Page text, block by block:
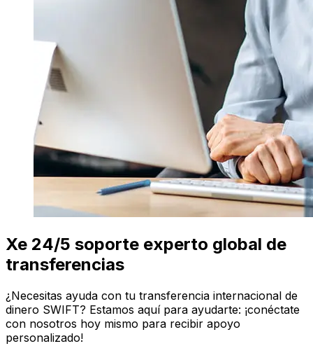
Xe 24/5 soporte experto global de
transferencias
¿Necesitas ayuda con tu transferencia internacional de
dinero SWIFT? Estamos aquí para ayudarte: ¡conéctate
con nosotros hoy mismo para recibir apoyo
personalizado!